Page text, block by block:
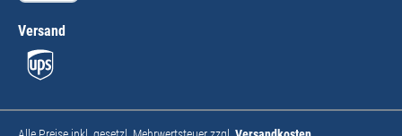
Versand